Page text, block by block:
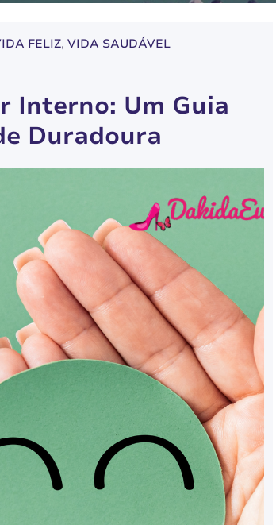
FELIZ, VIDA SAUDÁVEL
Interno: Um Guia
Duradoura